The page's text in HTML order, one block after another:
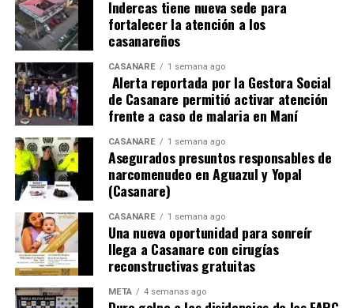
Con la estrategia “Buena Papa”, el Gobierno nacional
fortalece la atención integral a las emergencias y
promueve la reactivación del campo colombiano,
demostrando que cada acción humanitaria puede
convertirse también en una oportunidad para impulsar
la reactivación productiva de los pequeños agricultores
colombianos.
ADVERTISEMENT
Indercas tiene nueva sede para
fortalecer la atención a los
casanareños
CASANARE 1 semana ago
Alerta reportada por la Gestora Social
de Casanare permitió activar atención
frente a caso de malaria en Maní
CASANARE 1 semana ago
Asegurados presuntos responsables de
narcomenudeo en Aguazul y Yopal
(Casanare)
CASANARE 1 semana ago
Una nueva oportunidad para sonreír
llega a Casanare con cirugías
reconstructivas gratuitas
META 4 semanas ago